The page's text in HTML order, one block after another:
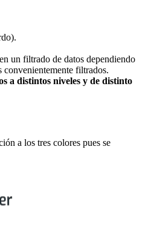
un filtrado de datos dependiendo
convenientemente filtrados.
a distintos niveles y de distinto
a los tres colores pues se